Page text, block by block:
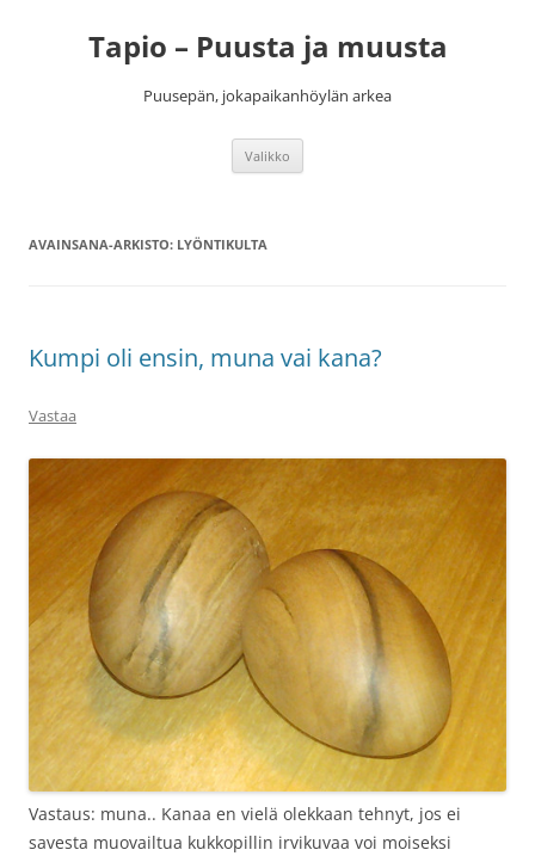
Tapio – Puusta ja muusta
Puusepän, jokapaikanhöylän arkea
Valikko
AVAINSANA-ARKISTO: LYÖNTIKULTA
Kumpi oli ensin, muna vai kana?
Vastaa
Vastaus: muna.. Kanaa en vielä olekkaan tehnyt, jos ei
savesta muovailtua kukkopillin irvikuvaa voi moiseksi